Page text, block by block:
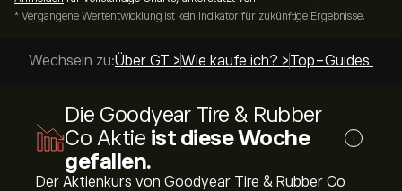
* Vergangene Wertentwicklung ist kein Indikator für zukünftige Ergebnisse.
Wechseln zu:Über GT >Wie kaufe ich? >Top-Guides >
Die Goodyear Tire & Rubber
Co Aktie ist diese Woche
gefallen.
i
Der Aktienkurs von Goodyear Tire & Rubber Co